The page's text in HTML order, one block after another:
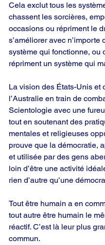
Cela exclut tous les
chassent les sorcières,
occasions ou répriment le
s’améliorer avec n’importe
système qui fonctionne, ou
répriment un système qui
La vision des États-Unis et
l’Australie en train de
Scientologie avec une
tout en soutenant des
mentales et religieuses
prouve que la démocratie,
et utilisée par des gens
loin d’être une activité
rien d’autre qu’une
Tout être humain a en
tout autre être humain le
réactif. C’est là leur plus
commun.